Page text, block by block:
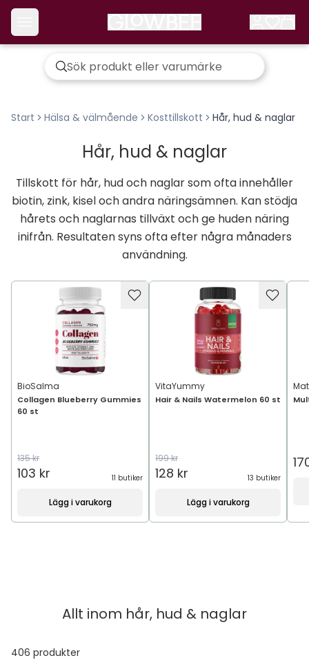
Start Hälsa & välmående Kosttillskott Hår, hud & naglar
Hår, hud & naglar
Tillskott för hår, hud och naglar som ofta innehåller
biotin, zink, kisel och andra näringsämnen. Kan stödja
hårets och naglarnas tillväxt och ge huden näring
inifrån. Resultaten syns ofta efter några månaders
användning.
BioSalma
Collagen Blueberry Gummies
60 st
135 kr
103 kr 11 butiker
Lägg i varukorg
VitaYummy
Hair & Nails Watermelon 60 st
199 kr
128 kr 13 butiker
Lägg i varukorg
Allt inom hår, hud & naglar
406 produkter